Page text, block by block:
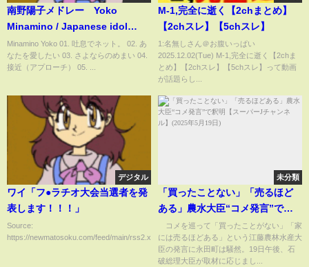
南野陽子メドレー Yoko
Minamino / Japanese idol
singer
Minamino Yoko 01. 吐息でネット。 02. あ
なたを愛したい 03. さよならのめまい 04.
接近（アプローチ） 05. ...
M-1,完全に逝く【2chまとめ】
【2chスレ】【5chスレ】
1:名無しさん＠お腹いっぱい
2025.12.02(Tue) M-1,完全に逝く【2chま
とめ】【2chスレ】【5chスレ】って動画
が話題らし...
デジタル
ワイ「フ●ラチオ大会当選者を発
表します！！！」
Source:
https://newmatosoku.com/feed/main/rss2.xml...
未分類
「買ったことない」「売るほど
ある」農水大臣“コメ発言”で釈
明【スーパーJチャンネル】
(2025年5月19日)
コメを巡って「買ったことがない」「家
には売るほどある」という江藤農林水産大
臣の発言に永田町は騒然。19日午後、石
破総理大臣が取材に応じまし...